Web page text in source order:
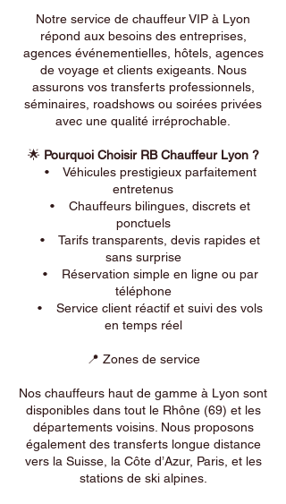
Notre service de chauffeur VIP à Lyon
répond aux besoins des entreprises,
agences événementielles, hôtels, agences
de voyage et clients exigeants. Nous
assurons vos transferts professionnels,
séminaires, roadshows ou soirées privées
avec une qualité irréprochable.
🌟 Pourquoi Choisir RB Chauffeur Lyon ?
• Véhicules prestigieux parfaitement
entretenus
• Chauffeurs bilingues, discrets et
ponctuels
• Tarifs transparents, devis rapides et
sans surprise
• Réservation simple en ligne ou par
téléphone
• Service client réactif et suivi des vols
en temps réel
📍 Zones de service
Nos chauffeurs haut de gamme à Lyon sont
disponibles dans tout le Rhône (69) et les
départements voisins. Nous proposons
également des transferts longue distance
vers la Suisse, la Côte d’Azur, Paris, et les
stations de ski alpines.